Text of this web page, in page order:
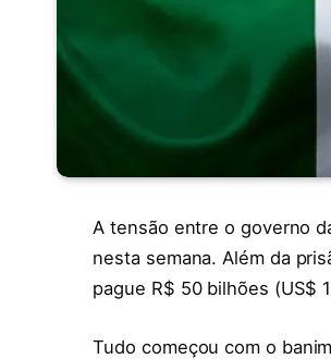
A tensão entre o governo
nesta semana. Além da
pague R$ 50 bilhões (US$
Tudo começou com o